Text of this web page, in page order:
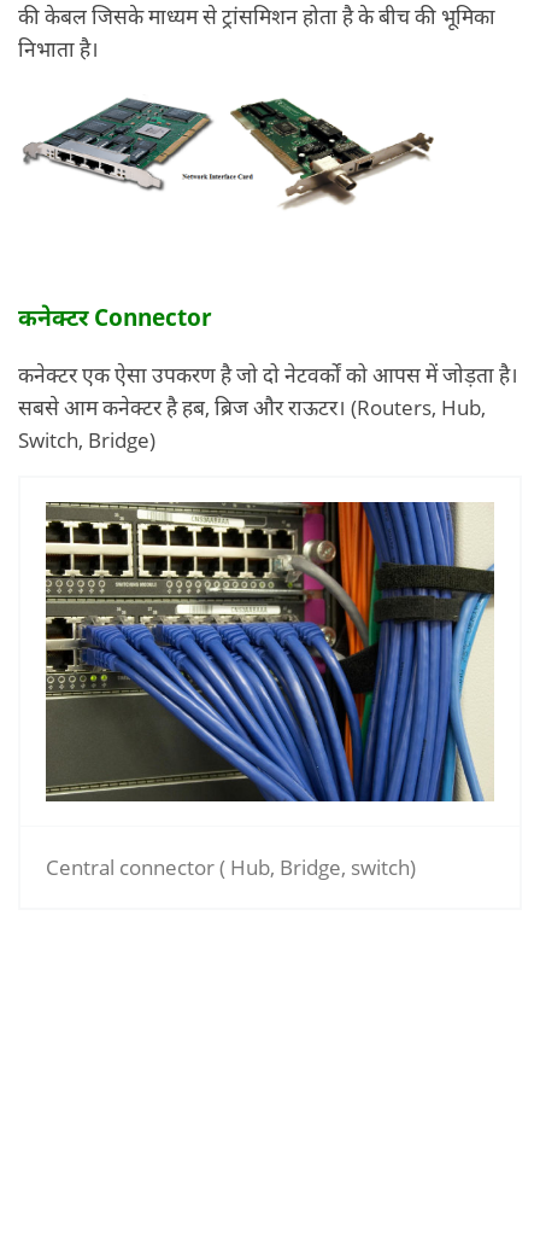
की केबल जिसके माध्यम से ट्रांसमिशन होता है के बीच की भूमिका
निभाता है।
कनेक्टर Connector
कनेक्टर एक ऐसा उपकरण है जो दो नेटवर्कों को आपस में जोड़ता है।
सबसे आम कनेक्टर है हब, ब्रिज और राऊटर। (Routers, Hub,
Switch, Bridge)
Central connector ( Hub, Bridge, switch)